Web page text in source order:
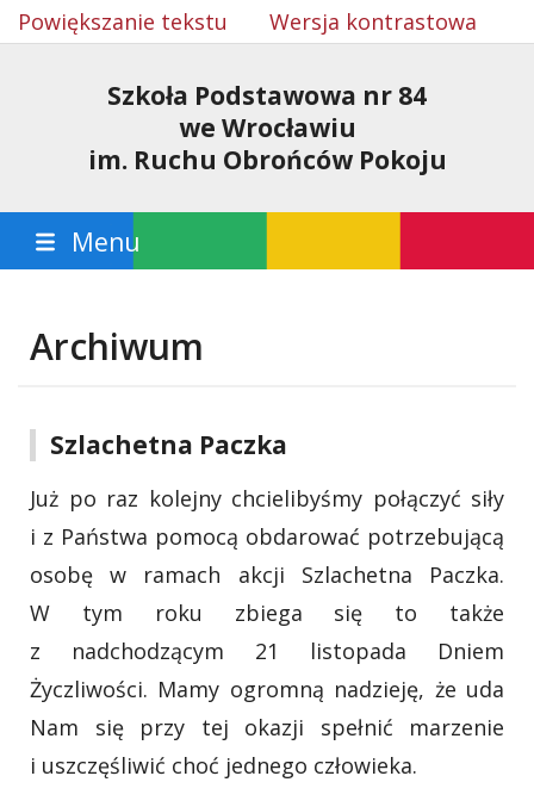
Powiększanie tekstu Wersja kontrastowa
Szkoła Podstawowa nr 84
we Wrocławiu
im. Ruchu Obrońców Pokoju
Menu
Archiwum
Szlachetna Paczka
Już po raz kolejny chcielibyśmy połączyć siły
i z Państwa pomocą obdarować potrzebującą
osobę w ramach akcji Szlachetna Paczka.
W tym roku zbiega się to także
z nadchodzącym 21 listopada Dniem
Życzliwości. Mamy ogromną nadzieję, że uda
Nam się przy tej okazji spełnić marzenie
i uszczęśliwić choć jednego człowieka.